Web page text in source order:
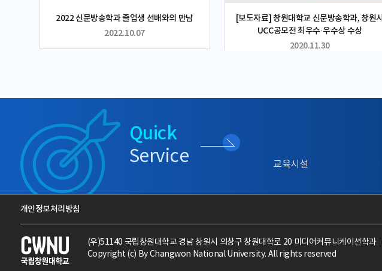
2022 신문방송학과 졸업생 선배와의 만남
2022.10.07
[보도자료] 창원대학교 신문방송학과, 창원시
UCC공모전 최우수·우수상 수상
2020.11.30
Quick
Service 교육시설
개인정보처리방침
(우)51140 국립창원대학교 경남 창원시 의창구 창원대학로 20 미디어커뮤니케이션학과
Copyright (c) By Changwon National University. All rights reserved